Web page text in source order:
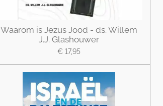
Waarom is Jezus Jood - ds. Willem
J.J. Glashouwer
€ 17,95